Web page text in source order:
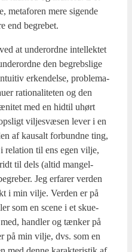
meta­for­en mere sigen­de
end begre­bet.
at under­ord­ne intel­lek­tet
den begrebs­li­ge
erken­del­se, pro­ble­ma­
ratio­na­li­te­ten og den
med en hidtil uhørt
vil­jesvæ­sen lever i en
af kaus­alt for­bund­ne ting,
rela­tion til ens egen vil­je,
til dels (altid man­gel­
Jeg erfa­rer ver­den
i min vil­je. Ver­den er på
som en sce­ne i et sku­e­
hand­ler og tæn­ker på
på min vil­je, dvs. som en